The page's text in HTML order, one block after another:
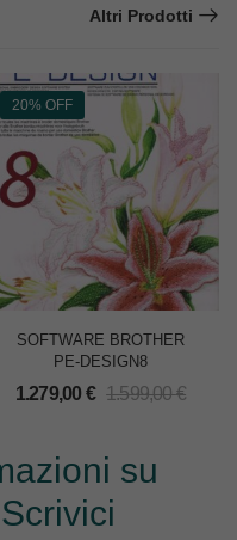
Altri Prodotti
20% OFF
SOFTWARE BROTHER
PE-DESIGN8
1.279,00 € 1.599,00€
su